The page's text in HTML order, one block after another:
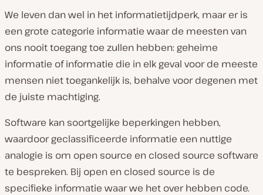
We leven dan wel in het informatietijdperk, maar er is
een grote categorie informatie waar de meesten van
ons nooit toegang toe zullen hebben: geheime
informatie of informatie die in elk geval voor de meeste
mensen niet toegankelijk is, behalve voor degenen met
de juiste machtiging.
Software kan soortgelijke beperkingen hebben,
waardoor geclassificeerde informatie een nuttige
analogie is om open source en closed source software
te bespreken. Bij open en closed source is de
specifieke informatie waar we het over hebben code.